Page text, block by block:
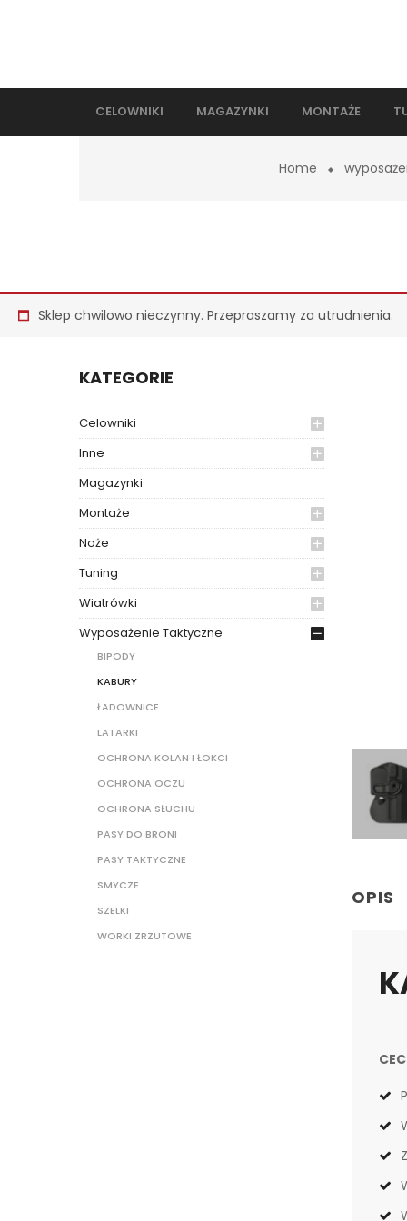
CELOWNIKI MAGAZYNKI MONTAŻE
Home
Sklep chwilowo nieczynny. Przepraszamy za utrudnienia.
KATEGORIE
Celowniki
Inne
Magazynki
Montaże
Noże
Tuning
Wiatrówki
Wyposażenie Taktyczne
BIPODY
KABURY
ŁADOWNICE
LATARKI
OCHRONA KOLAN I ŁOKCI
OCHRONA OCZU
OCHRONA SŁUCHU
PASY DO BRONI
PASY TAKTYCZNE
SMYCZE
SZELKI
WORKI ZRZUTOWE
OPIS